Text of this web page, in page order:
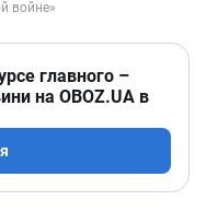
главного –
на OBOZ.UA в